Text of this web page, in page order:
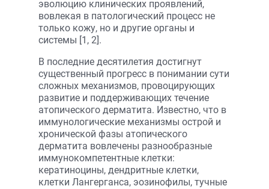
эволюцию клинических проявлений,
вовлекая в патологический процесс не
только кожу, но и другие органы и
системы [1, 2].
В последние десятилетия достигнут
существенный прогресс в понимании сути
сложных механизмов, провоцирующих
развитие и поддерживающих течение
атопического дерматита. Известно, что в
иммунологические механизмы острой и
хронической фазы атопического
дерматита вовлечены разнообразные
иммунокомпетентные клетки:
кератиноцины, дендритные клетки,
клетки Лангерганса, эозинофилы, тучные